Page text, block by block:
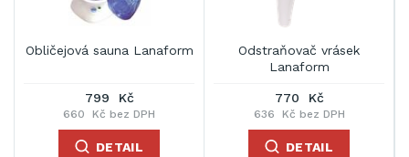
Obličejová sauna Lanaform
799 Kč
660 Kč bez DPH
DETAIL
Odstraňovač vrásek
Lanaform
770 Kč
636 Kč bez DPH
DETAIL